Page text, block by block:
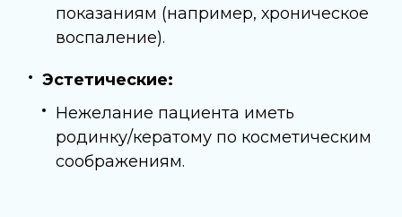
показаниям (например, хроническое
воспаление).
Эстетические:
Нежелание пациента иметь
родинку/кератому по косметическим
соображениям.